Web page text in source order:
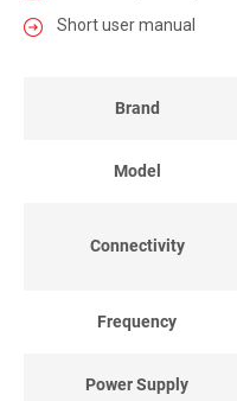
Short user manual
Brand
Model
Connectivity
Frequency
Power Supply